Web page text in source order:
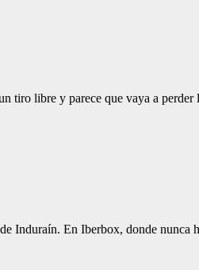
tiro libre y parece que vaya a
Induraín. En Iberbox, donde